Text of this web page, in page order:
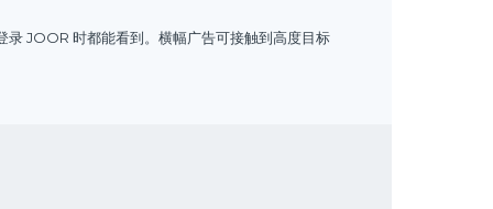
JOOR 时都能看到。横幅广告可接触到高度目标